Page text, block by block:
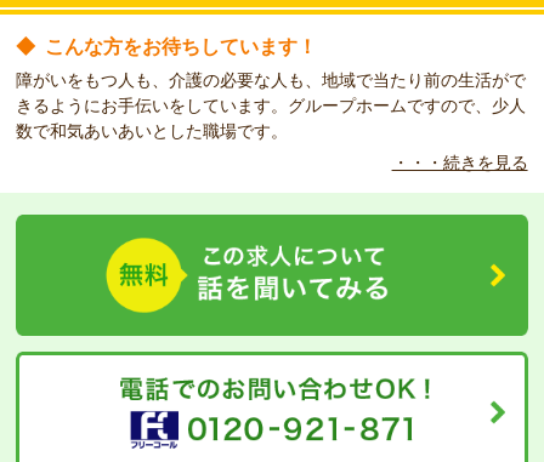
◆ こんな方をお待ちしています！
障がいをもつ人も、介護の必要な人も、地域で当たり前の生活がで
きるようにお手伝いをしています。グループホームですので、少人
数で和気あいあいとした職場です。
環境です。週3日―の扶養内勤務の相談も可能です。お気軽にお問
い合わせください。
・・・続きを見る